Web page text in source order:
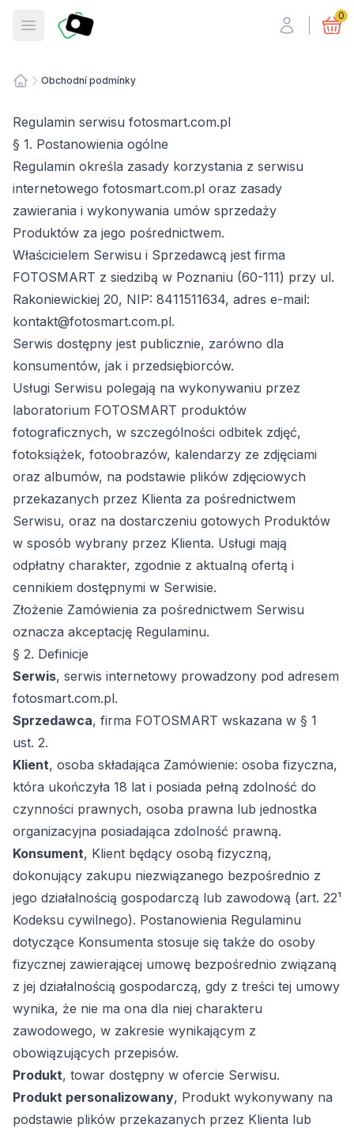
Otevřít menu
Fotosmart 0
Obchodní podmínky
Regulamin serwisu fotosmart.com.pl
§ 1. Postanowienia ogólne
Regulamin określa zasady korzystania z serwisu
internetowego fotosmart.com.pl oraz zasady
zawierania i wykonywania umów sprzedaży
Produktów za jego pośrednictwem.
Właścicielem Serwisu i Sprzedawcą jest firma
FOTOSMART z siedzibą w Poznaniu (60-111) przy ul.
Rakoniewickiej 20, NIP: 8411511634, adres e-mail:
kontakt@fotosmart.com.pl.
Serwis dostępny jest publicznie, zarówno dla
konsumentów, jak i przedsiębiorców.
Usługi Serwisu polegają na wykonywaniu przez
laboratorium FOTOSMART produktów
fotograficznych, w szczególności odbitek zdjęć,
fotoksiążek, fotoobrazów, kalendarzy ze zdjęciami
oraz albumów, na podstawie plików zdjęciowych
przekazanych przez Klienta za pośrednictwem
Serwisu, oraz na dostarczeniu gotowych Produktów
w sposób wybrany przez Klienta. Usługi mają
odpłatny charakter, zgodnie z aktualną ofertą i
cennikiem dostępnymi w Serwisie.
Złożenie Zamówienia za pośrednictwem Serwisu
oznacza akceptację Regulaminu.
§ 2. Definicje
Serwis, serwis internetowy prowadzony pod adresem
fotosmart.com.pl.
Sprzedawca, firma FOTOSMART wskazana w § 1
ust. 2.
Klient, osoba składająca Zamówienie: osoba fizyczna,
która ukończyła 18 lat i posiada pełną zdolność do
czynności prawnych, osoba prawna lub jednostka
organizacyjna posiadająca zdolność prawną.
Konsument, Klient będący osobą fizyczną,
dokonujący zakupu niezwiązanego bezpośrednio z
jego działalnością gospodarczą lub zawodową (art. 22¹
Kodeksu cywilnego). Postanowienia Regulaminu
dotyczące Konsumenta stosuje się także do osoby
fizycznej zawierającej umowę bezpośrednio związaną
z jej działalnością gospodarczą, gdy z treści tej umowy
wynika, że nie ma ona dla niej charakteru
zawodowego, w zakresie wynikającym z
obowiązujących przepisów.
Produkt, towar dostępny w ofercie Serwisu.
Produkt personalizowany, Produkt wykonywany na
podstawie plików przekazanych przez Klienta lub